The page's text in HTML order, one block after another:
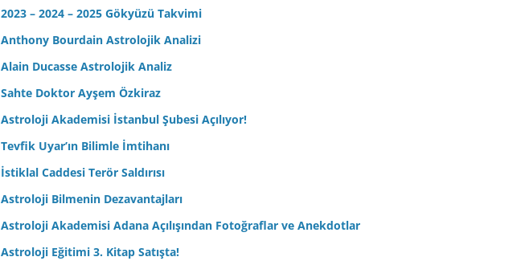
2023 – 2024 – 2025 Gökyüzü Takvimi
Anthony Bourdain Astrolojik Analizi
Alain Ducasse Astrolojik Analiz
Sahte Doktor Ayşem Özkiraz
Astroloji Akademisi İstanbul Şubesi Açılıyor!
Tevfik Uyar’ın Bilimle İmtihanı
İstiklal Caddesi Terör Saldırısı
Astroloji Bilmenin Dezavantajları
Astroloji Akademisi Adana Açılışından Fotoğraflar ve Anekdotlar
Astroloji Eğitimi 3. Kitap Satışta!